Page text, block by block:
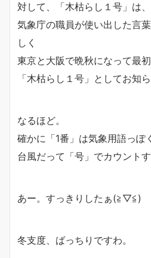
対して、「木枯らし１号」は
気象庁の職員が使い出した言
しく
東京と大阪で晩秋になって最
「木枯らし１号」としてお知
なるほど。
確かに「1番」は気象用語っぽ
台風だって「号」でカウントす
あー。すっきりしたぁ(≧▽≦)
冬支度、ばっちりですわ。